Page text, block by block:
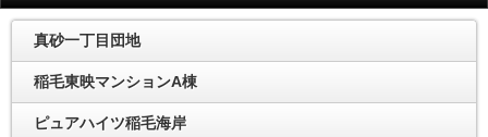
真砂一丁目団地
稲毛東映マンションA棟
ピュアハイツ稲毛海岸